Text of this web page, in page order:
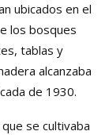
ubicados en el
los bosques
tablas y
alcanzaba
de 1930.
se cultivaba